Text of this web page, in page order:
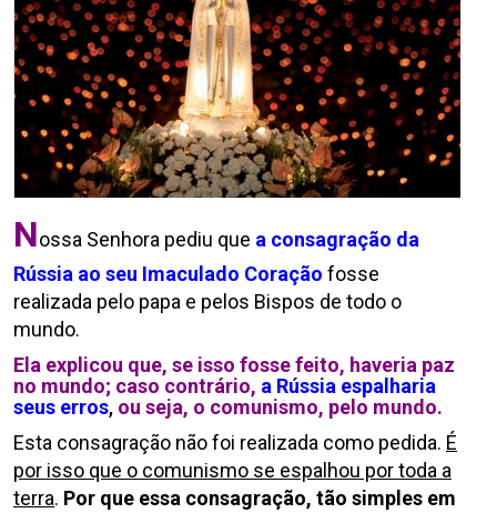
Nossa Senhora pediu que a consagração da
Rússia ao seu Imaculado Coração fosse
realizada pelo papa e pelos Bispos de todo o
mundo.
Ela explicou que, se isso fosse feito, haveria paz
no mundo; caso contrário, a Rússia espalharia
seus erros, ou seja, o comunismo, pelo mundo.
Esta consagração não foi realizada como pedida. É
por isso que o comunismo se espalhou por toda a
terra. Por que essa consagração, tão simples em